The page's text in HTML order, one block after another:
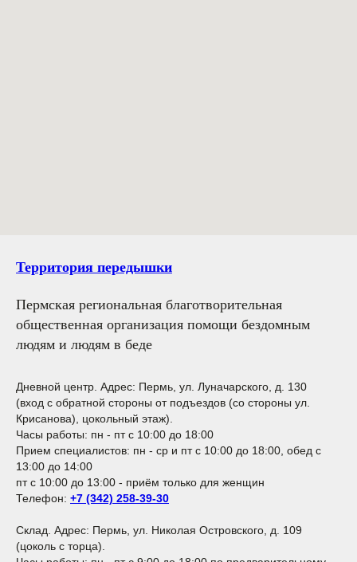
Территория передышки
Пермская региональная благотворительная
общественная организация помощи бездомным
людям и людям в беде
Дневной центр. Адрес: Пермь, ул. Луначарского, д. 130
(вход с обратной стороны от подъездов (со стороны ул.
Крисанова), цокольный этаж).
Часы работы: пн - пт с 10:00 до 18:00
Прием специалистов: пн - ср и пт с 10:00 до 18:00, обед с
13:00 до 14:00
пт с 10:00 до 13:00 - приём только для женщин
Телефон: +7 (342) 258-39-30
Склад. Адрес: Пермь, ул. Николая Островского, д. 109
(цоколь с торца).